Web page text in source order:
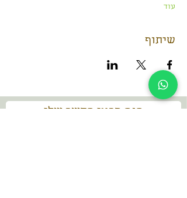
עוד
שיתוף
הנה פרטי הקשר שלי